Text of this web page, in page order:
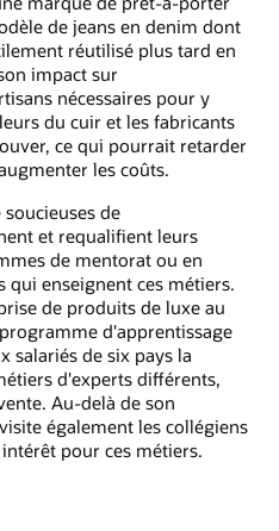
de jeans en denim dont
réutilisé plus tard en
impact sur
nécessaires pour y
du cuir et les fabricants
ce qui pourrait retarder
les coûts.
de
et requalifient leurs
de mentorat ou en
qui enseignent ces métiers.
de produits de luxe au
d'apprentissage
salariés de six pays la
d'experts différents,
Au-delà de son
également les collégiens
pour ces métiers.